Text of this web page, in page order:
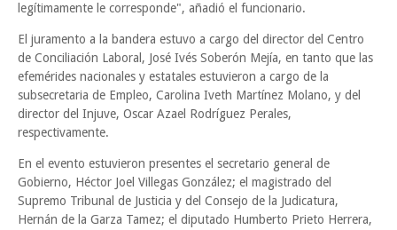
legítimamente le corresponde", añadió el funcionario.
El juramento a la bandera estuvo a cargo del director del Centro
de Conciliación Laboral, José Ivés Soberón Mejía, en tanto que las
efemérides nacionales y estatales estuvieron a cargo de la
subsecretaria de Empleo, Carolina Iveth Martínez Molano, y del
director del Injuve, Oscar Azael Rodríguez Perales,
respectivamente.
En el evento estuvieron presentes el secretario general de
Gobierno, Héctor Joel Villegas González; el magistrado del
Supremo Tribunal de Justicia y del Consejo de la Judicatura,
Hernán de la Garza Tamez; el diputado Humberto Prieto Herrera,